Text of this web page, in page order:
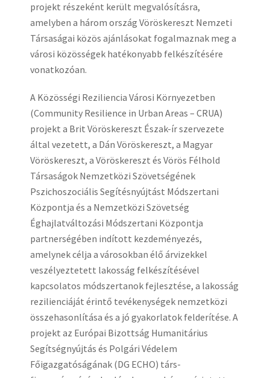
projekt részeként került megvalósításra,
amelyben a három ország Vöröskereszt Nemzeti
Társaságai közös ajánlásokat fogalmaznak meg a
városi közösségek hatékonyabb felkészítésére
vonatkozóan.
A Közösségi Reziliencia Városi Környezetben
(Community Resilience in Urban Areas – CRUA)
projekt a Brit Vöröskereszt Észak-ír szervezete
által vezetett, a Dán Vöröskereszt, a Magyar
Vöröskereszt, a Vöröskereszt és Vörös Félhold
Társaságok Nemzetközi Szövetségének
Pszichoszociális Segítésnyújtást Módszertani
Központja és a Nemzetközi Szövetség
Éghajlatváltozási Módszertani Központja
partnerségében indított kezdeményezés,
amelynek célja a városokban élő árvizekkel
veszélyeztetett lakosság felkészítésével
kapcsolatos módszertanok fejlesztése, a lakosság
rezilienciáját érintő tevékenységek nemzetközi
összehasonlítása és a jó gyakorlatok felderítése. A
projekt az Európai Bizottság Humanitárius
Segítségnyújtás és Polgári Védelem
Főigazgatóságának (DG ECHO) társ-